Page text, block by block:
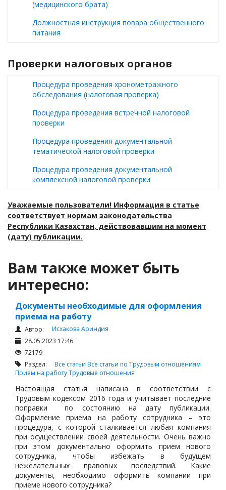
(медицинского брата)
Должностная инструкция повара общественного
питания
Проверки налоговых органов
Процедура проведения хронометражного
обследования (налоговая проверка)
Процедура проведения встречной налоговой
проверки
Процедура проведения документальной
тематической налоговой проверки
Процедура проведения документальной
комплексной налоговой проверки
Уважаемые пользователи! Информация в статье
соответствует нормам законодательства
Республики Казахстан, действовавшим на момент
(дату) публикации.
Вам также может быть
интересно:
Документы необходимые для оформления
приема на работу
Автор:
Исхакова Ариндия
28.05.2023 17:46
72179
Раздел: Все статьи Все статьи по Трудовым отношениям
Прием на работуТрудовые отношения
Настоящая статья написана в соответствии с
Трудовым кодексом 2016 года и учитывает последние
поправки по состоянию на дату публикации.
Оформление приема на работу сотрудника – это
процедура, с которой сталкивается любая компания
при осуществлении своей деятельности. Очень важно
при этом документально оформить прием нового
сотрудника, чтобы избежать в будущем
нежелательных правовых последствий. Какие
документы, необходимо оформить компании при
приеме нового сотрудника?